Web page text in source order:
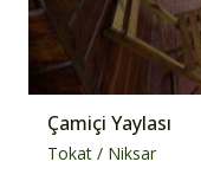
Çamiçi Yaylası
Tokat / Niksar